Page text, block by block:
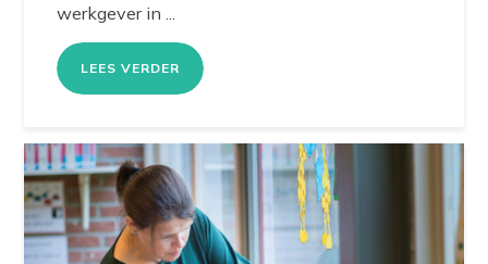
werkgever in ...
LEES VERDER